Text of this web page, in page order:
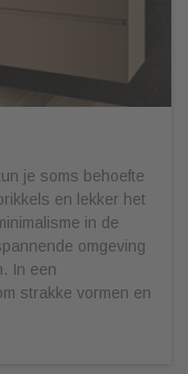
je soms behoefte
en lekker het
in de
omgeving
In een
strakke vormen en